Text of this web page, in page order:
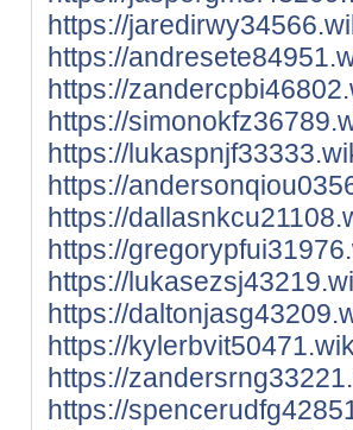
https://
https://
https://
https://
https://
https://
https://
https://
https://
https://
https://
https://
https://